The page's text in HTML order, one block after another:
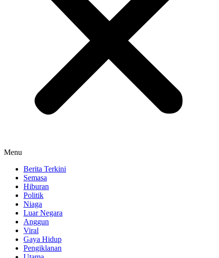
Menu
Berita Terkini
Semasa
Hiburan
Politik
Niaga
Luar Negara
Anggun
Viral
Gaya Hidup
Pengiklanan